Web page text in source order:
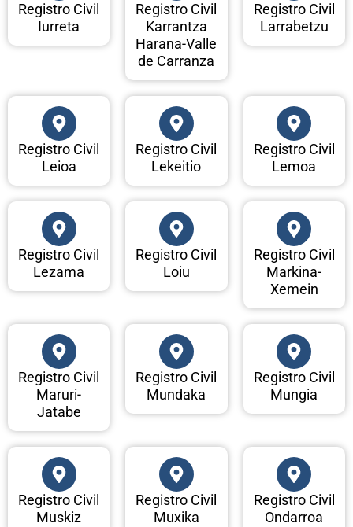
Registro Civil
Iurreta
Registro Civil
Karrantza
Harana-Valle
de Carranza
Registro Civil
Larrabetzu
Registro Civil
Leioa
Registro Civil
Lekeitio
Registro Civil
Lemoa
Registro Civil
Lezama
Registro Civil
Loiu
Registro Civil
Markina-
Xemein
Registro Civil
Maruri-
Jatabe
Registro Civil
Mundaka
Registro Civil
Mungia
Registro Civil
Muskiz
Registro Civil
Muxika
Registro Civil
Ondarroa